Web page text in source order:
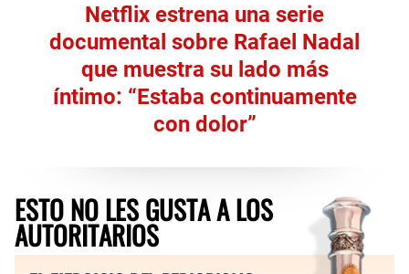
Netflix estrena una serie
documental sobre Rafael Nadal
que muestra su lado más
íntimo: “Estaba continuamente
con dolor”
ESTO NO LES GUSTA A LOS
AUTORITARIOS